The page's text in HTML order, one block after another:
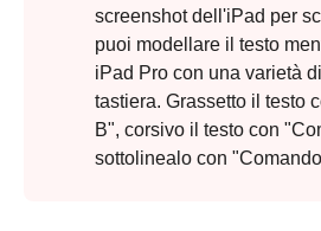
Passaggio
screenshot dell'iPad per
puoi modellare il testo
iPad Pro con una varietà
tastiera. Grassetto il testo
B", corsivo il testo con
sottolinealo con